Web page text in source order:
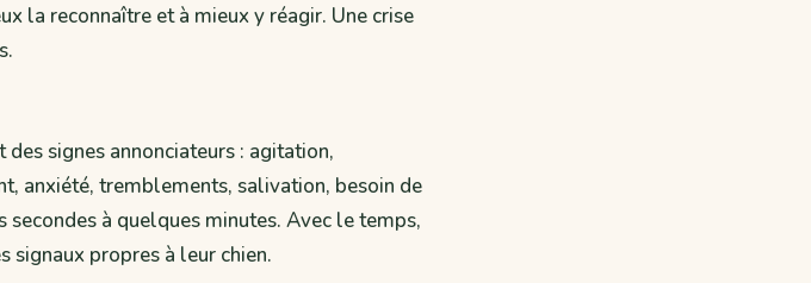
la reconnaître et à mieux y réagir. Une crise
signes annonciateurs : agitation,
anxiété, tremblements, salivation, besoin de
secondes à quelques minutes. Avec le temps,
signaux propres à leur chien.